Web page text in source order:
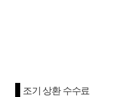
조기 상환 수수료